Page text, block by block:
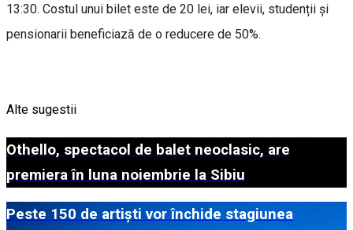
13:30. Costul unui bilet este de 20 lei, iar elevii, studenții și
pensionarii beneficiază de o reducere de 50%.
Alte sugestii
Othello, spectacol de balet neoclasic, are
premiera în luna noiembrie la Sibiu
Peste 150 de artiști vor închide stagiunea